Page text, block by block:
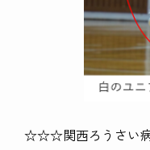
☆☆☆関西ろうさい病